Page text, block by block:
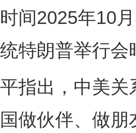
2025年10月
特朗普举行会
出，中美关
做伙伴、做